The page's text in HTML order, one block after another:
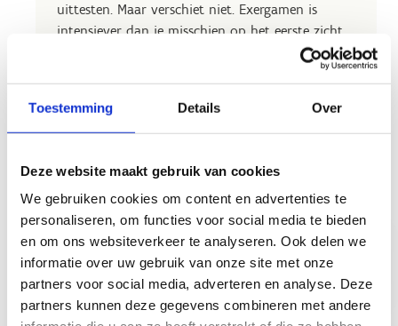
Toestemming Details Over
Deze website maakt gebruik van cookies
We gebruiken cookies om content en advertenties te
personaliseren, om functies voor social media te bieden
en om ons websiteverkeer te analyseren. Ook delen we
informatie over uw gebruik van onze site met onze
partners voor social media, adverteren en analyse. Deze
partners kunnen deze gegevens combineren met andere
uittesten. Maar verschiet niet. Exergamen is
intensiever dan je misschien op het eerste zicht
zou denken. Wees maar zeker dat je zweet!
Kom het zeker zelf beleven en waan je even in de
toekomst...
Reserveer de
sportscube
Meer weten
over de
sportscube